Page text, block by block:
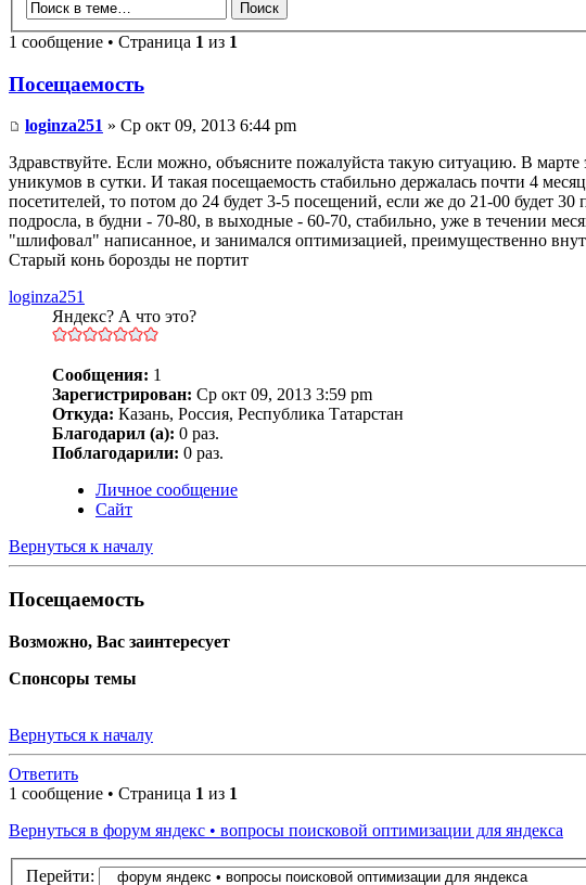
1 сообщение • Страница 1 из 1
Посещаемость
loginza251 » Ср окт 09, 2013 6:44 pm
Здравствуйте. Если можно, объясните пожалуйста такую ситуацию. В
уникумов в сутки. И такая посещаемость стабильно держалась почти 4
посетителей, то потом до 24 будет 3-5 посещений, если же до 21-00 будет
подросла, в будни - 70-80, в выходные - 60-70, стабильно, уже в течении
"шлифовал" написанное, и занимался оптимизацией, преимущественно
Старый конь борозды не портит
loginza251
Яндекс? А что это?
Сообщения: 1
Зарегистрирован: Ср окт 09, 2013 3:59 pm
Откуда: Казань, Россия, Республика Татарстан
Благодарил (а): 0 раз.
Поблагодарили: 0 раз.
Личное сообщение
Сайт
Вернуться к началу
Посещаемость
Возможно, Вас заинтересует
Спонсоры темы
Вернуться к началу
Ответить
1 сообщение • Страница 1 из 1
Вернуться в форум яндекс • вопросы поисковой оптимизации для яндекса
Перейти: